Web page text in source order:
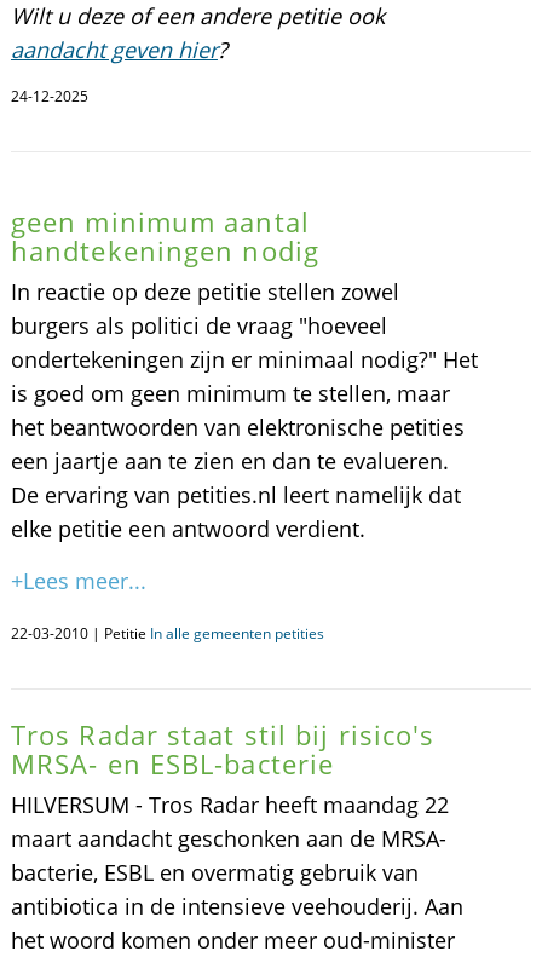
Wilt u deze of een andere petitie ook
aandacht geven hier?
24-12-2025
geen minimum aantal
handtekeningen nodig
In reactie op deze petitie stellen zowel
burgers als politici de vraag "hoeveel
ondertekeningen zijn er minimaal nodig?" Het
is goed om geen minimum te stellen, maar
het beantwoorden van elektronische petities
een jaartje aan te zien en dan te evalueren.
De ervaring van petities.nl leert namelijk dat
elke petitie een antwoord verdient.
+Lees meer...
22-03-2010 | Petitie In alle gemeenten petities
Tros Radar staat stil bij risico's
MRSA- en ESBL-bacterie
HILVERSUM - Tros Radar heeft maandag 22
maart aandacht geschonken aan de MRSA-
bacterie, ESBL en overmatig gebruik van
antibiotica in de intensieve veehouderij. Aan
het woord komen onder meer oud-minister